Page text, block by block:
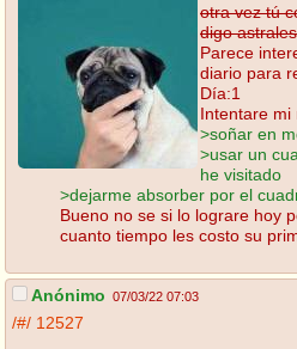
otra vez tú
digo astrales
Parece
diario para
Día:1
Intentare mi
>soñar en
>usar un
he visitado
>dejarme absorber por el
Bueno no se si lo lograre hoy
cuanto tiempo les costo su
Anónimo 07/03/22 07:03
/#/ 12527